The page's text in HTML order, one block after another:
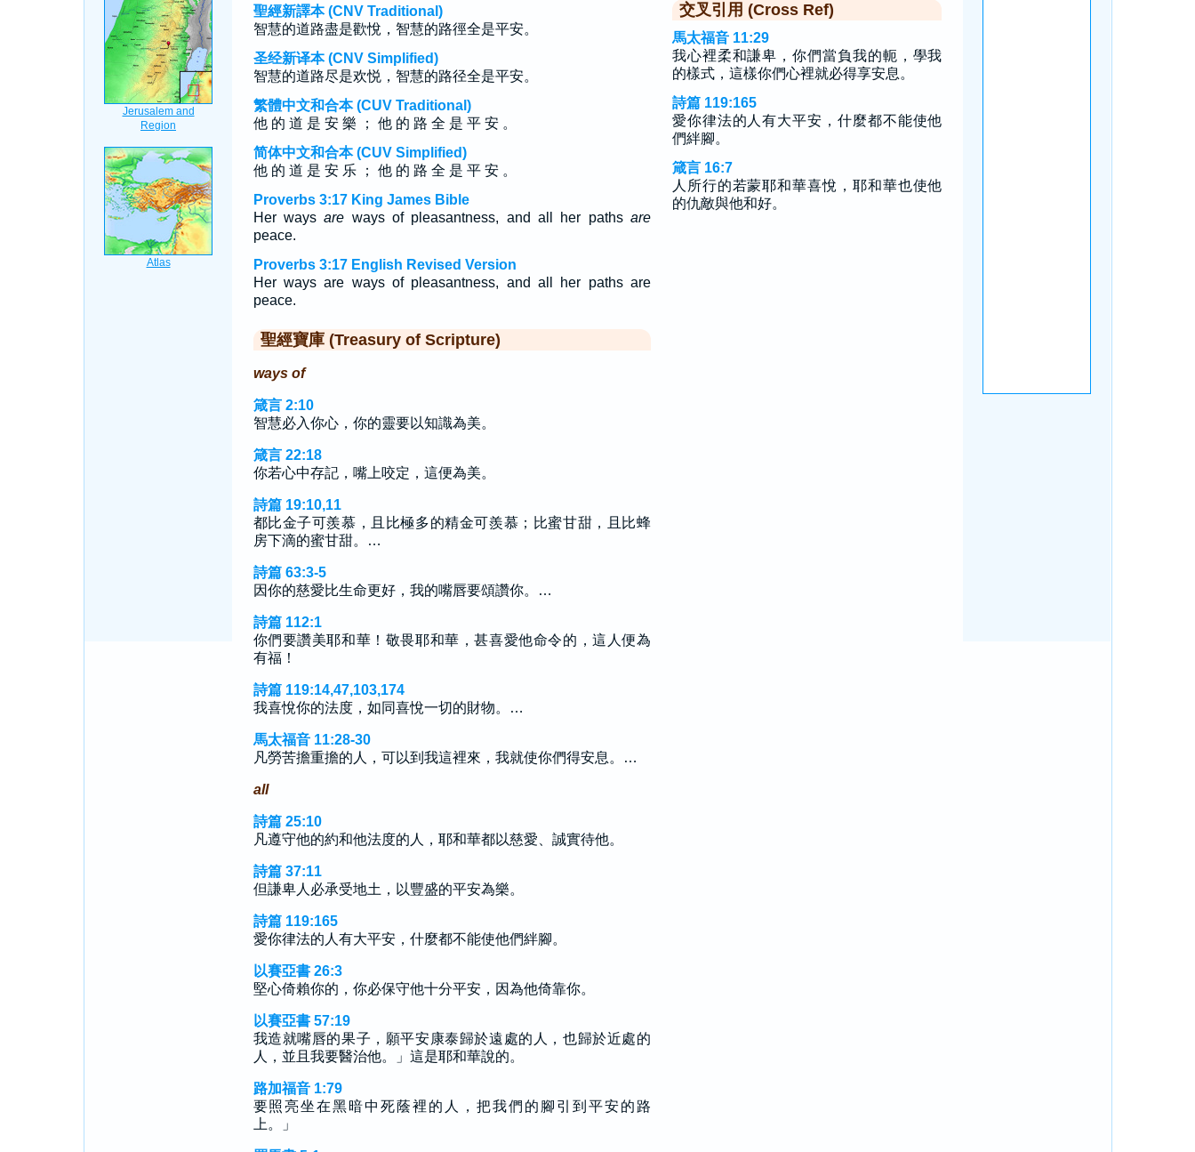
聖經新譯本 (CNV Traditional)
智慧的道路盡是歡悅，智慧的路徑全是平安。
圣经新译本 (CNV Simplified)
智慧的道路尽是欢悦，智慧的路径全是平安。
繁體中文和合本 (CUV Traditional)
他 的 道 是 安 樂 ； 他 的 路 全 是 平 安 。
简体中文和合本 (CUV Simplified)
他 的 道 是 安 乐 ； 他 的 路 全 是 平 安 。
Proverbs 3:17 King James Bible
Her waysare ways of pleasantness, and all her paths are
peace.
Proverbs 3:17 English Revised Version
Her ways are ways of pleasantness, and all her paths are
peace.
聖經寶庫 (Treasury of Scripture)
ways of
箴言 2:10
智慧必入你心，你的靈要以知識為美。
箴言 22:18
你若心中存記，嘴上咬定，這便為美。
詩篇 19:10,11
都比金子可羨慕，且比極多的精金可羨慕；比蜜甘甜，且比蜂
房下滴的蜜甘甜。…
詩篇 63:3-5
因你的慈愛比生命更好，我的嘴唇要頌讚你。…
詩篇 112:1
你們要讚美耶和華！敬畏耶和華，甚喜愛他命令的，這人便為
有福！
詩篇 119:14,47,103,174
我喜悅你的法度，如同喜悅一切的財物。…
馬太福音 11:28-30
凡勞苦擔重擔的人，可以到我這裡來，我就使你們得安息。…
all
詩篇 25:10
凡遵守他的約和他法度的人，耶和華都以慈愛、誠實待他。
詩篇 37:11
但謙卑人必承受地土，以豐盛的平安為樂。
詩篇 119:165
愛你律法的人有大平安，什麼都不能使他們絆腳。
以賽亞書 26:3
堅心倚賴你的，你必保守他十分平安，因為他倚靠你。
以賽亞書 57:19
我造就嘴唇的果子，願平安康泰歸於遠處的人，也歸於近處的
人，並且我要醫治他。」這是耶和華說的。
路加福音 1:79
要照亮坐在黑暗中死蔭裡的人，把我們的腳引到平安的路
上。」
交叉引用 (Cross Ref)
馬太福音 11:29
我心裡柔和謙卑，你們當負我的軛，學我
的樣式，這樣你們心裡就必得享安息。
詩篇 119:165
愛你律法的人有大平安，什麼都不能使他
們絆腳。
箴言 16:7
人所行的若蒙耶和華喜悅，耶和華也使他
的仇敵與他和好。